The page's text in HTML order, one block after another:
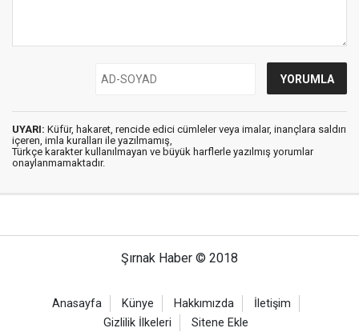
UYARI: Küfür, hakaret, rencide edici cümleler veya imalar, inançlara saldırı
içeren, imla kuralları ile yazılmamış,
Türkçe karakter kullanılmayan ve büyük harflerle yazılmış yorumlar
onaylanmamaktadır.
Şırnak Haber © 2018
Anasayfa Künye Hakkımızda
İletişim
Gizlilik İlkeleri
Sitene Ekle